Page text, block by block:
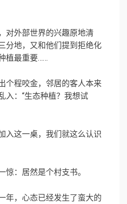
对外部世界的兴趣原地清
分地，又和他们提到拒绝化
植最重要……
个程咬金，邻居的客人本来
入：“生态种植？我想试
入这一桌，我们就这么认识
惊：居然是个村支书。
年，心态已经发生了蛮大的